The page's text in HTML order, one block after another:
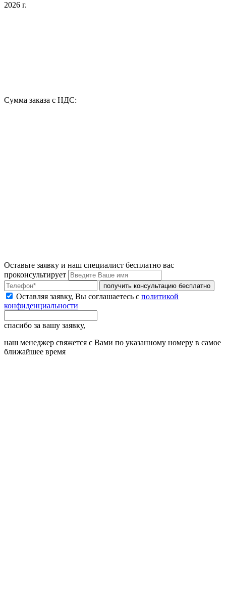
2026 г.
Сумма заказа с НДС:
Оставьте заявку и наш специалист бесплатно вас
проконсультирует
получить консультацию бесплатно
Оставляя заявку, Вы соглашаетесь с политикой
конфиденциальности
спасибо за вашу заявку,
наш менеджер свяжется с Вами по указанному номеру в самое
ближайшее время